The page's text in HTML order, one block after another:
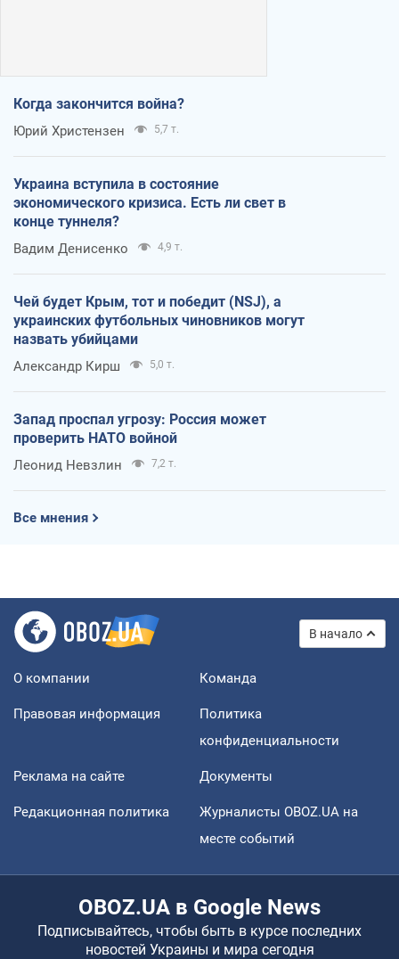
Когда закончится война?
Юрий Христензен 5,7 т.
Украина вступила в состояние
экономического кризиса. Есть ли свет в
конце туннеля?
Вадим Денисенко 4,9 т.
Чей будет Крым, тот и победит (NSJ), а
украинских футбольных чиновников могут
назвать убийцами
Александр Кирш 5,0 т.
Запад проспал угрозу: Россия может
проверить НАТО войной
Леонид Невзлин 7,2 т.
Все мнения
В начало
О компании Команда
Правовая информация
Политика
конфиденциальности
Реклама на сайте Документы
Редакционная политика
Журналисты OBOZ.UA на
месте событий
OBOZ.UA в Google News
Подписывайтесь, чтобы быть в курсе последних
новостей Украины и мира сегодня